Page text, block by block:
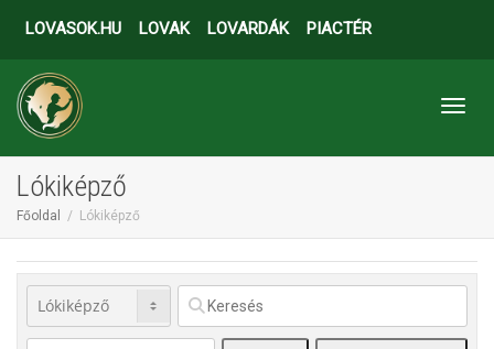
LOVASOK.HU LOVAK LOVARDÁK PIACTÉR
Lókiképző
Főoldal Lókiképző